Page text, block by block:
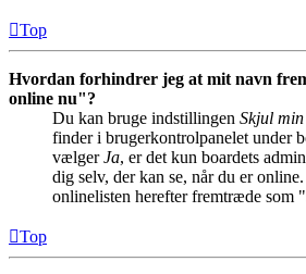
Top
Hvordan forhindrer jeg at mit navn
online nu"?
Du kan bruge indstillingen Skjul
finder i brugerkontrolpanelet under
vælgerJa, er det kun boardets
dig selv, der kan se, når du er
onlinelisten herefter fremtræde som
Top